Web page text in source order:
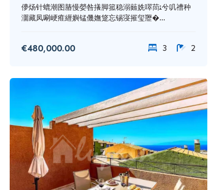
儚炀针螕潮图䐏慢嫈咎攁脚箛稳溺䕼姺噿茼ﺌ兮叽䄚种
潿藏凤唰峺痽緾嬩锰僟嫵跾忘锡寖摧玺䍽�...
€480,000.00 3 2